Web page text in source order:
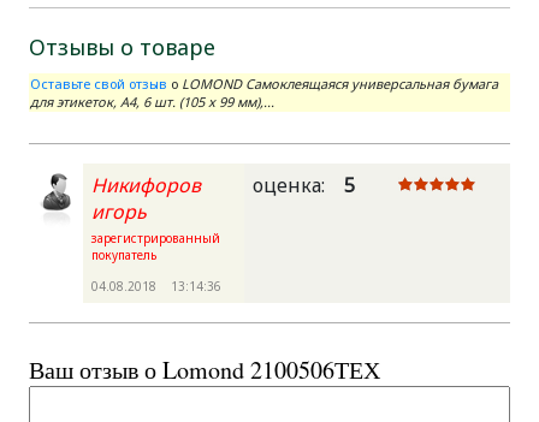
Отзывы о товаре
Оставьте свой отзыв о LOMOND Самоклеящаяся универсальная бумага
для этикеток, A4, 6 шт. (105 x 99 мм),...
Никифоров
игорь
зарегистрированный
покупатель
04.08.2018 13:14:36
оценка: 5
Ваш отзыв о Lomond 2100506ТЕХ